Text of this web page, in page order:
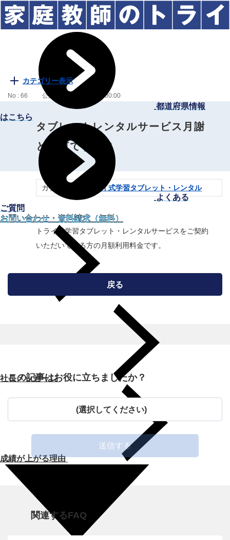
都道府県情報
はこちら
よくある
ご質問
お問い合わせ・資料請求（無料）
社長メッセージ
成績が上がる理由
カテゴリー表示
No : 66 公開日時 : 2023/07/21 00:00
タブレットレンタルサービス月謝
とは何ですか？
カテゴリー： トライ式学習タブレット・レンタル
トライ式学習タブレット・レンタルサービスをご契約
いただいている方の月額利用料金です。
戻る
この記事はお役に立ちましたか？
(選択してください)
送信する
関連するFAQ